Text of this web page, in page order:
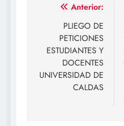
Navegación
entradas
Anterior:
PLIEGO DE
PETICIONES
ESTUDIANTES Y
DOCENTES
UNIVERSIDAD DE
CALDAS